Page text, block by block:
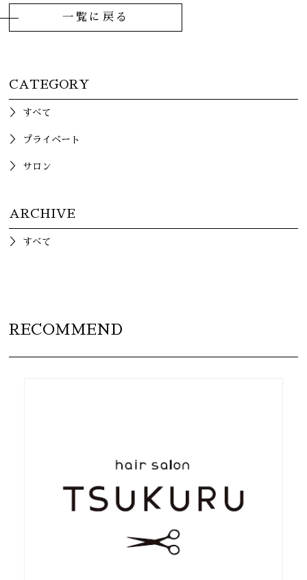
一覧に戻る
CATEGORY
すべて
プライベート
サロン
ARCHIVE
すべて
RECOMMEND